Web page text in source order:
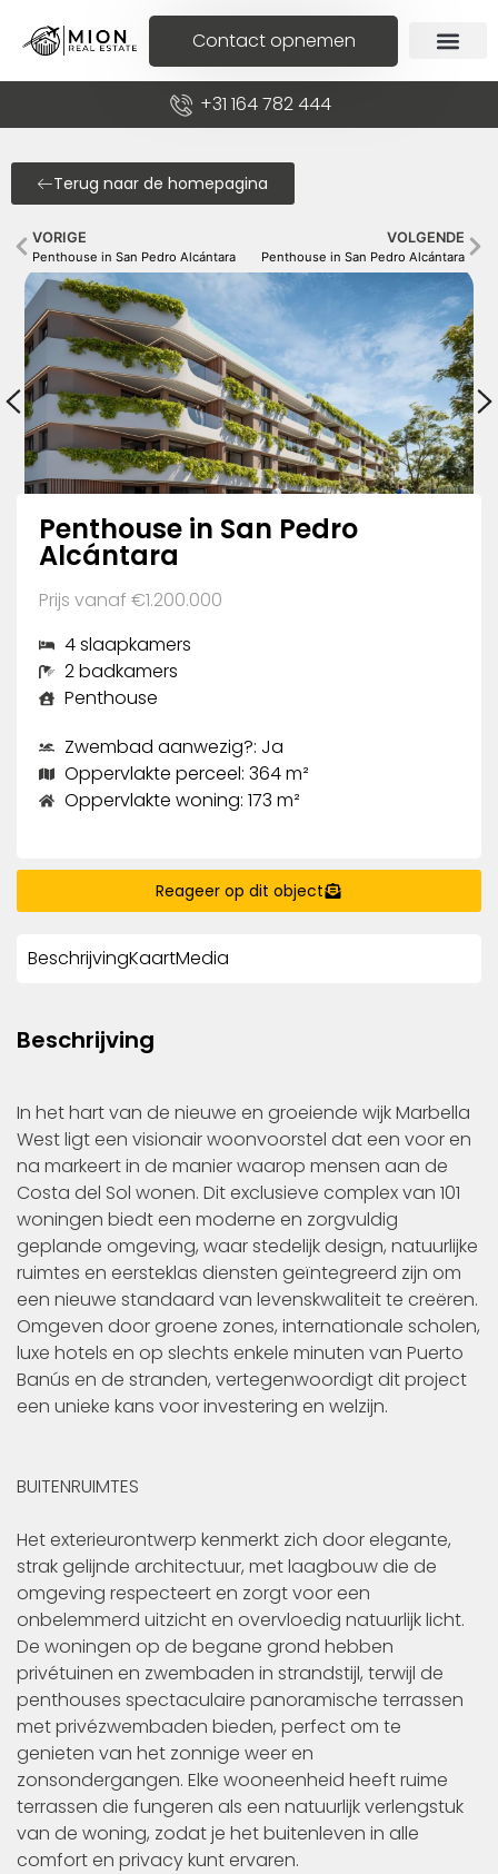
Contact opnemen
+31 164 782 444
Terug naar de homepagina
VORIGE
Penthouse in San Pedro Alcántara
VOLGENDE
Penthouse in San Pedro Alcántara
Penthouse in San Pedro
Alcántara
Prijs vanaf €1.200.000
4 slaapkamers
2 badkamers
Penthouse
Zwembad aanwezig?: Ja
Oppervlakte perceel: 364 m²
Oppervlakte woning: 173 m²
Reageer op dit object
BeschrijvingKaartMedia
Beschrijving
In het hart van de nieuwe en groeiende wijk Marbella
West ligt een visionair woonvoorstel dat een voor en
na markeert in de manier waarop mensen aan de
Costa del Sol wonen. Dit exclusieve complex van 101
woningen biedt een moderne en zorgvuldig
geplande omgeving, waar stedelijk design, natuurlijke
ruimtes en eersteklas diensten geïntegreerd zijn om
een nieuwe standaard van levenskwaliteit te creëren.
Omgeven door groene zones, internationale scholen,
luxe hotels en op slechts enkele minuten van Puerto
Banús en de stranden, vertegenwoordigt dit project
een unieke kans voor investering en welzijn.
BUITENRUIMTES
Het exterieurontwerp kenmerkt zich door elegante,
strak gelijnde architectuur, met laagbouw die de
omgeving respecteert en zorgt voor een
onbelemmerd uitzicht en overvloedig natuurlijk licht.
De woningen op de begane grond hebben
privétuinen en zwembaden in strandstijl, terwijl de
penthouses spectaculaire panoramische terrassen
met privézwembaden bieden, perfect om te
genieten van het zonnige weer en
zonsondergangen. Elke wooneenheid heeft ruime
terrassen die fungeren als een natuurlijk verlengstuk
van de woning, zodat je het buitenleven in alle
comfort en privacy kunt ervaren.